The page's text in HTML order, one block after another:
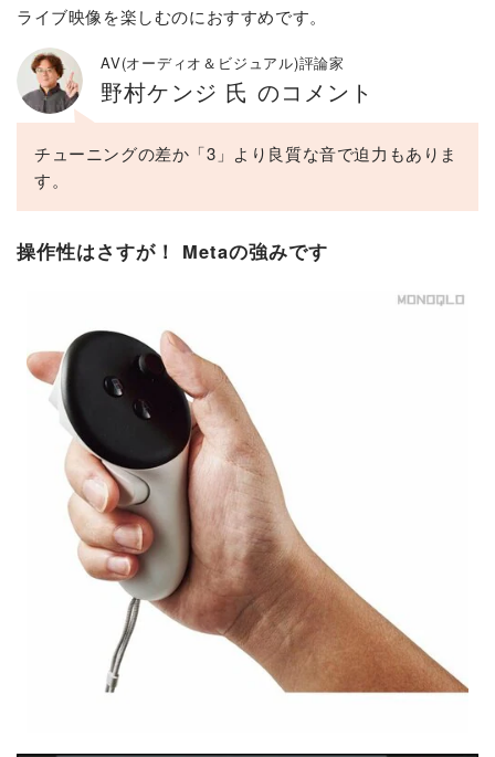
ライブ映像を楽しむのにおすすめです。
AV(オーディオ＆ビジュアル)評論家
野村ケンジ 氏 のコメント
チューニングの差か「3」より良質な音で迫力もありま
す。
操作性はさすが！ Metaの強みです